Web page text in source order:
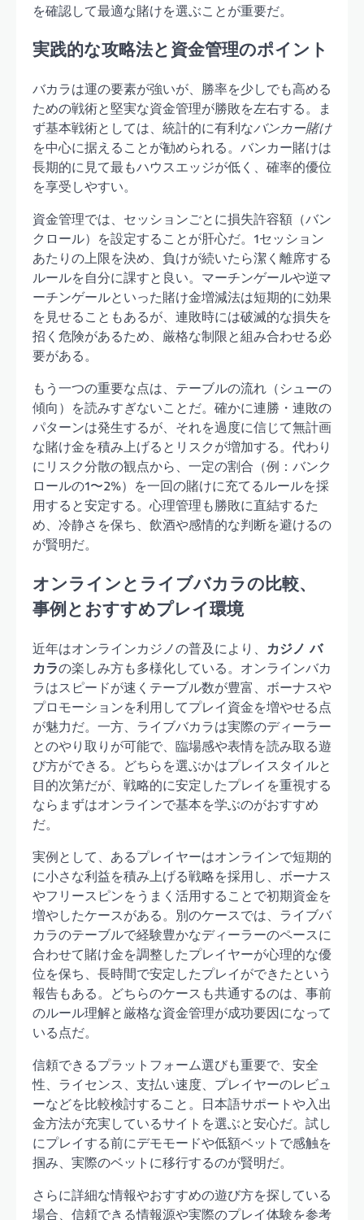
を確認して最適な賭けを選ぶことが重要だ。
実践的な攻略法と資金管理のポイント
バカラは運の要素が強いが、勝率を少しでも高める
ための戦術と堅実な資金管理が勝敗を左右する。ま
ず基本戦術としては、統計的に有利なバンカー賭け
を中心に据えることが勧められる。バンカー賭けは
長期的に見て最もハウスエッジが低く、確率的優位
を享受しやすい。
資金管理では、セッションごとに損失許容額（バン
クロール）を設定することが肝心だ。1セッション
あたりの上限を決め、負けが続いたら潔く離席する
ルールを自分に課すと良い。マーチンゲールや逆マ
ーチンゲールといった賭け金増減法は短期的に効果
を見せることもあるが、連敗時には破滅的な損失を
招く危険があるため、厳格な制限と組み合わせる必
要がある。
もう一つの重要な点は、テーブルの流れ（シューの
傾向）を読みすぎないことだ。確かに連勝・連敗の
パターンは発生するが、それを過度に信じて無計画
な賭け金を積み上げるとリスクが増加する。代わり
にリスク分散の観点から、一定の割合（例：バンク
ロールの1〜2%）を一回の賭けに充てるルールを採
用すると安定する。心理管理も勝敗に直結するた
め、冷静さを保ち、飲酒や感情的な判断を避けるの
が賢明だ。
オンラインとライブバカラの比較、
事例とおすすめプレイ環境
近年はオンラインカジノの普及により、 カジノ バ
カラの楽しみ方も多様化している。オンラインバカ
ラはスピードが速くテーブル数が豊富、ボーナスや
プロモーションを利用してプレイ資金を増やせる点
が魅力だ。一方、ライブバカラは実際のディーラー
とのやり取りが可能で、臨場感や表情を読み取る遊
び方ができる。どちらを選ぶかはプレイスタイルと
目的次第だが、戦略的に安定したプレイを重視する
ならまずはオンラインで基本を学ぶのがおすすめ
だ。
実例として、あるプレイヤーはオンラインで短期的
に小さな利益を積み上げる戦略を採用し、ボーナス
やフリースピンをうまく活用することで初期資金を
増やしたケースがある。別のケースでは、ライブバ
カラのテーブルで経験豊かなディーラーのペースに
合わせて賭け金を調整したプレイヤーが心理的な優
位を保ち、長時間で安定したプレイができたという
報告もある。どちらのケースも共通するのは、事前
のルール理解と厳格な資金管理が成功要因になって
いる点だ。
信頼できるプラットフォーム選びも重要で、安全
性、ライセンス、支払い速度、プレイヤーのレビュ
ーなどを比較検討すること。日本語サポートや入出
金方法が充実しているサイトを選ぶと安心だ。試し
にプレイする前にデモモードや低額ベットで感触を
掴み、実際のベットに移行するのが賢明だ。
さらに詳細な情報やおすすめの遊び方を探している
場合、信頼できる情報源や実際のプレイ体験を参考